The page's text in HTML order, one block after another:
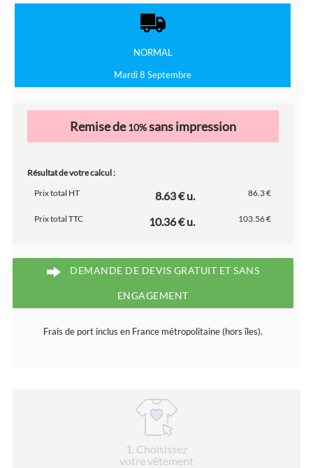
NORMAL
Mardi 8 Septembre
Remise de10%sans impression
Résultat de votre calcul :
Prix total HT
8.63 € u. 86.3 €
Prix total TTC 10.36 € u. 103.56 €
DEMANDE DE DEVIS GRATUIT ET SANS
ENGAGEMENT
Frais de port inclus en France métropolitaine (hors îles).
1 . Choisissez
votre vêtement